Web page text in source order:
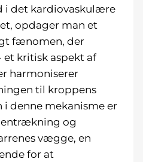
i det kardiovaskulære
opdager man et
fænomen, der
et kritisk aspekt af
harmoniserer
til kroppens
denne mekanisme er
og
vægge, en
for at